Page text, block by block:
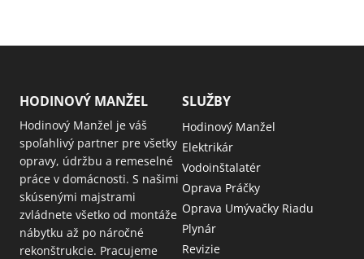
HODINOVÝ MANŽEL
Hodinový Manžel je váš
spoľahlivý partner pre všetky
opravy, údržbu a remeselné
práce v domácnosti. S našimi
skúsenými majstrami
zvládnete všetko od montáže
nábytku až po náročné
rekonštrukcie. Pracujeme
SLUŽBY
Hodinový Manžel
Elektrikár
Vodoinštalatér
Oprava Práčky
Oprava Umývačky Riadu
Plynár
Revizie